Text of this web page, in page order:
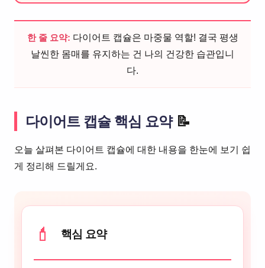
한 줄 요약: 다이어트 캡슐은 마중물 역할! 결국 평생
날씬한 몸매를 유지하는 건 나의 건강한 습관입니
다.
다이어트 캡슐 핵심 요약📝
오늘 살펴본 다이어트 캡슐에 대한 내용을 한눈에 보기 쉽
게 정리해 드릴게요.
💄 핵심 요약